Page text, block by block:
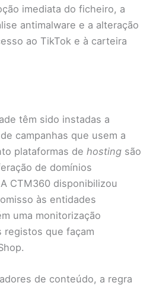
imediata do ficheiro, a
antimalware e a alteração
ao TikTok e à carteira
têm sido instadas a
campanhas que usem a
plataformas de hosting são
de domínios
CTM360 disponibilizou
às entidades
uma monitorização
registos que façam
de conteúdo, a regra